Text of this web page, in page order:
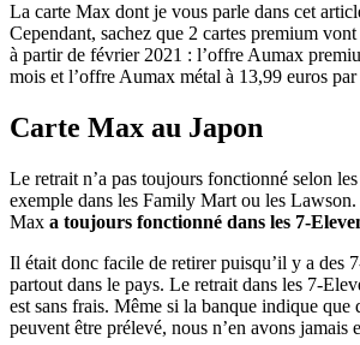
La carte Max dont je vous parle dans cet
Cependant, sachez que 2 cartes premium
à partir de février 2021 : l’offre Aumax
mois et l’offre Aumax métal à 13,99 euros par
Carte Max au Japon
Le retrait n’a pas toujours fonctionné selon
exemple dans les Family Mart ou les
Max a toujours fonctionné dans les 7-
Il était donc facile de retirer puisqu’il y a des
partout dans le pays. Le retrait dans les 7-
est sans frais. Même si la banque indique que
peuvent être prélevé, nous n’en avons jamais